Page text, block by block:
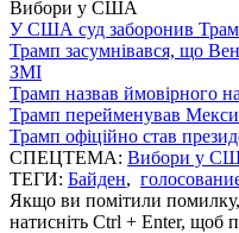
Вибори у США
У США суд заборонив
Трамп засумнівався, що
ЗМІ
Трамп назвав ймовірного
Трамп перейменував
Трамп офіційно став
СПЕЦТЕМА: Вибори у
ТЕГИ: Байден,
Якщо ви помітили помилку,
натисніть Ctrl + Enter, щоб